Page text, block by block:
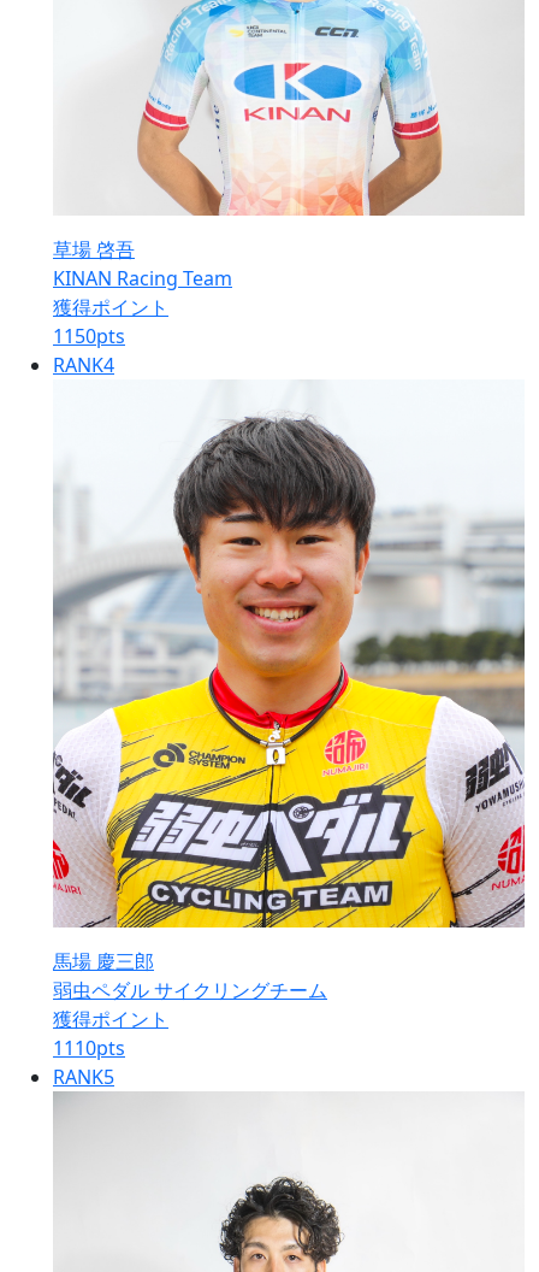
草場 啓吾
KINAN Racing Team
獲得ポイント
1150pts
RANK4
馬場 慶三郎
弱虫ペダル サイクリングチーム
獲得ポイント
1110pts
RANK5